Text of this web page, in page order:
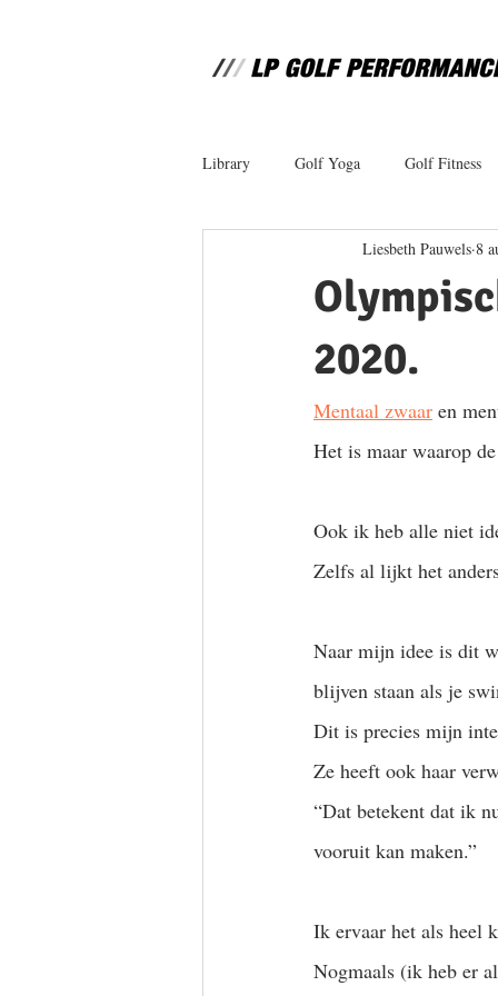
Library Golf Yoga Golf Fitness
2020.
Liesbeth Pauwels 8
Mentaal zwaar en
Het is maar waarop
Ook ik heb alle niet
Zelfs al lijkt het
Naar mijn idee is dit
blijven staan als je
Dit is precies mijn
Ze heeft ook haar
“Dat betekent dat ik
vooruit kan maken.”
Ik ervaar het als heel
Nogmaals (ik heb er